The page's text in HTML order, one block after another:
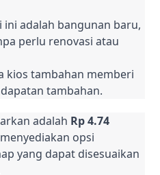
adalah bangunan baru,
perlu renovasi atau
kios tambahan memberi
tambahan.
adalah Rp 4.74
opsi
yang dapat disesuaikan